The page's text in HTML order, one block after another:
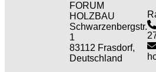
FORUM
HOLZBAU
Schwarzenbergstr.
1
83112 Frasdorf,
Deutschland